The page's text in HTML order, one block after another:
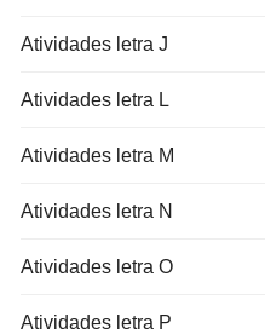
Atividades letra J
Atividades letra L
Atividades letra M
Atividades letra N
Atividades letra O
Atividades letra P